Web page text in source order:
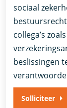
sociaal
collega’s
beslissingen
Solliciteer